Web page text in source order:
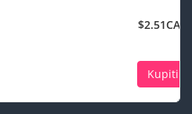
$2.51CAD
Kupiti